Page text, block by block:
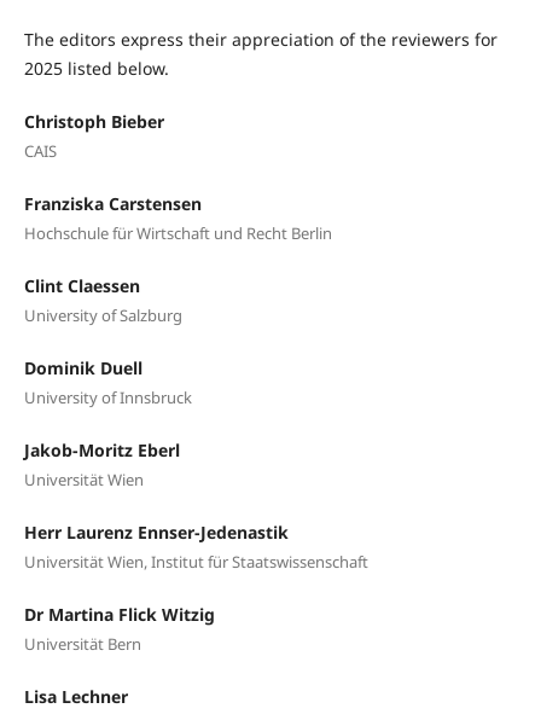
The editors express their appreciation of the reviewers for
2025 listed below.
Christoph Bieber
CAIS
Franziska Carstensen
Hochschule für Wirtschaft und Recht Berlin
Clint Claessen
University of Salzburg
Dominik Duell
University of Innsbruck
Jakob-Moritz Eberl
Universität Wien
Herr Laurenz Ennser-Jedenastik
Universität Wien, Institut für Staatswissenschaft
Dr Martina Flick Witzig
Universität Bern
Lisa Lechner